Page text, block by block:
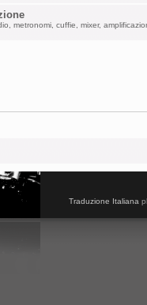
metronomi, cuffie, mixer,
Traduzione Italiana